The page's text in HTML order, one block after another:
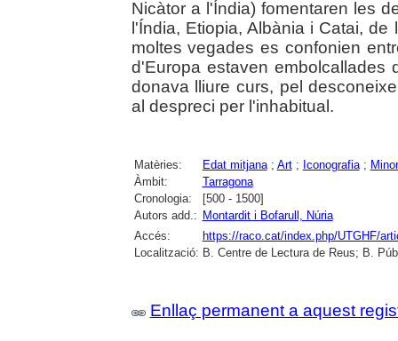
Nicàtor a l'Índia) fomentaren les
l'Índia, Etiopia, Albània i Catai,
moltes vegades es confonien
d'Europa estaven embolcallades
donava lliure curs, pel
al despreci per l'inhabitual.
Matèries: Edat mitjana; Art; Iconografia;
Àmbit:
Tarragona
Cronologia:
[500 - 1500]
Autors add.: Montardit i Bofarull, Núria
Accés:
https://raco.cat/index.php/UTGHF/
Localització: B. Centre de Lectura de Reus; B.
Enllaç permanent a aquest